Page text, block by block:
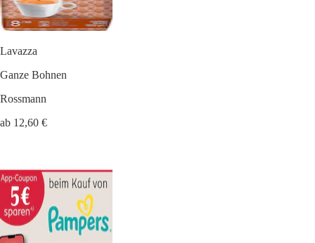
Lavazza
Ganze Bohnen
Rossmann
ab 12,60 €